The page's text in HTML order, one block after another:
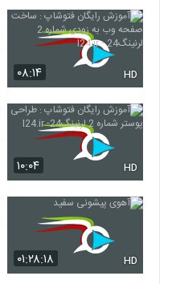
۰۸:۱۴ HD
۱۰:۰۴ HD
۰۱:۲۸:۱۸ HD